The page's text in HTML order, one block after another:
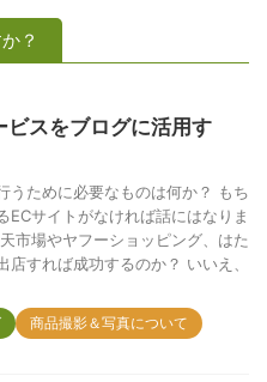
システムは、そもそも「撮影作業
の内容も質も違う」と、事細かく
？
ビスをブログに活用す
うために必要なものは何か？ もち
ECサイトがなければ話にはなりま
市場やヤフーショッピング、はた
店すれば成功するのか？ いいえ、
商品撮影＆写真について